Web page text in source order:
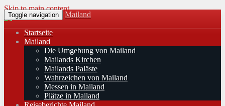
Skip to main content
Toggle navigation Mailand
Startseite
Mailand
Die Umgebung von Mailand
Mailands Kirchen
Mailands Paläste
Wahrzeichen von Mailand
Messen in Mailand
Plätze in Mailand